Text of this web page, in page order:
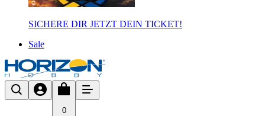
SICHERE DIR JETZT DEIN TICKET!
Sale
0